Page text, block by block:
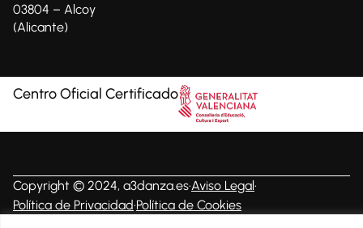
03804 – Alcoy
(Alicante)
Centro Oficial Certificado
Copyright © 2024, a3danza.es Aviso Legal
Política de Privacidad Política de Cookies